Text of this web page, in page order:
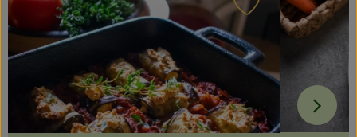
Rezept zu